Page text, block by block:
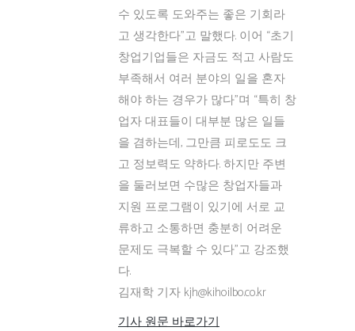
수 있도록 도와주는 좋은 기회라
고 생각한다”고 말했다. 이어 “초기
창업기업들은 자금도 적고 사람도
부족해서 여러 분야의 일을 혼자
해야 하는 경우가 많다”며 “특히 창
업자 대표들이 대부분 많은 일들
을 겸하는데, 그만큼 피로도도 크
고 정보력도 약하다. 하지만 주변
을 둘러보면 수많은 창업자들과
지원 프로그램이 있기에 서로 교
류하고 소통하면 충분히 어려운
문제도 극복할 수 있다”고 강조했
다.
김재학 기자 kjh@kihoilbo.co.kr
기사 원문 바로가기